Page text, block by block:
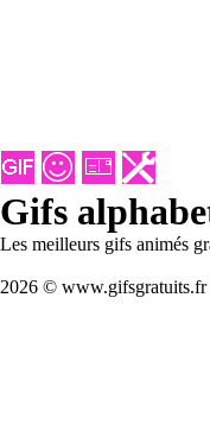
Gifs
Les meilleurs gifs animés
2026 © www.gifsgratuits.fr